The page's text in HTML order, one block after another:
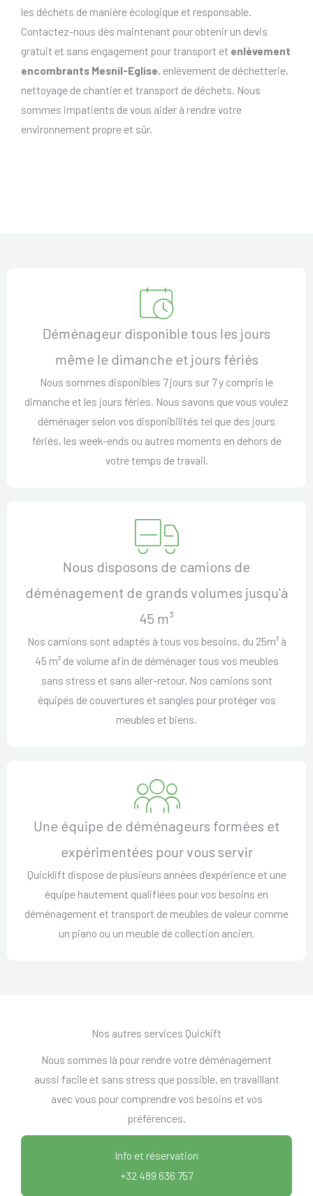
les déchets de manière écologique et responsable.
Contactez-nous dès maintenant pour obtenir un devis
gratuit et sans engagement pour transport et enlèvement
encombrants Mesnil-Eglise, enlèvement de déchetterie,
nettoyage de chantier et transport de déchets. Nous
sommes impatients de vous aider à rendre votre
environnement propre et sûr.
Déménageur disponible tous les jours
même le dimanche et jours fériés
Nous sommes disponibles 7 jours sur 7 y compris le
dimanche et les jours féries. Nous savons que vous voulez
déménager selon vos disponibilités tel que des jours
fériés, les week-ends ou autres moments en dehors de
votre temps de travail.
Nous disposons de camions de
déménagement de grands volumes jusqu'à
45 m³
Nos camions sont adaptés à tous vos besoins, du 25m³ à
45 m³ de volume afin de déménager tous vos meubles
sans stress et sans aller-retour. Nos camions sont
équipés de couvertures et sangles pour protéger vos
meubles et biens.
Une équipe de déménageurs formées et
expérimentées pour vous servir
Quicklift dispose de plusieurs années d'expérience et une
équipe hautement qualifiées pour vos besoins en
déménagement et transport de meubles de valeur comme
un piano ou un meuble de collection ancien.
Nos autres services Quickift
Nous sommes là pour rendre votre déménagement
aussi facile et sans stress que possible, en travaillant
avec vous pour comprendre vos besoins et vos
préférences.
Info et réservation
+32 489 636 757